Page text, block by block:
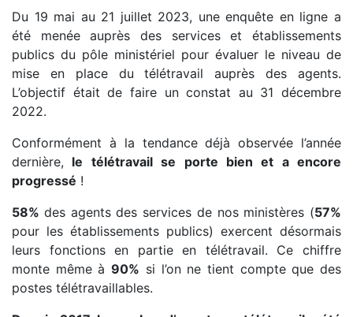
Du 19 mai au 21 juillet 2023, une enquête en ligne a
été menée auprès des services et établissements
publics du pôle ministériel pour évaluer le niveau de
mise en place du télétravail auprès des agents.
L’objectif était de faire un constat au 31 décembre
2022.
Conformément à la tendance déjà observée l’année
dernière, le télétravail se porte bien et a encore
progressé !
58% des agents des services de nos ministères (57%
pour les établissements publics) exercent désormais
leurs fonctions en partie en télétravail. Ce chiffre
monte même à90% si l’on ne tient compte que des
postes télétravaillables.